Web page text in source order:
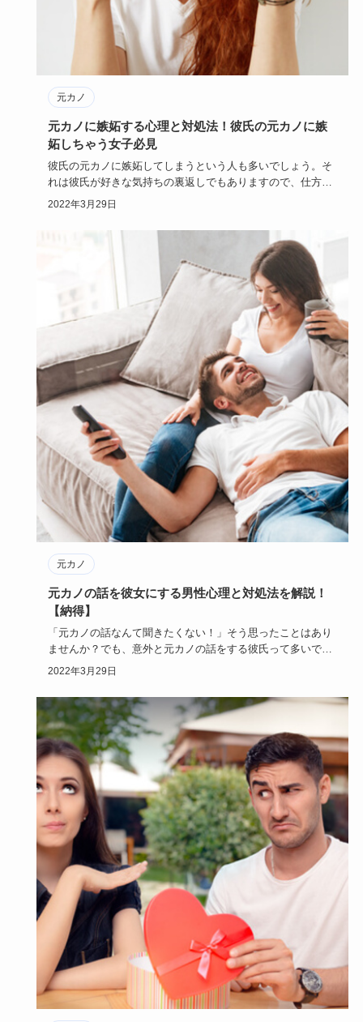
元カノ
元カノに嫉妬する心理と対処法！彼氏の元カノに嫉
妬しちゃう女子必見
彼氏の元カノに嫉妬してしまうという人も多いでしょう。そ
れは彼氏が好きな気持ちの裏返しでもありますので、仕方の
ないこととも言…
2022年3月29日
元カノ
元カノの話を彼女にする男性心理と対処法を解説！
【納得】
「元カノの話なんて聞きたくない！」そう思ったことはあり
ませんか？でも、意外と元カノの話をする彼氏って多いです
よね。男性が元…
2022年3月29日